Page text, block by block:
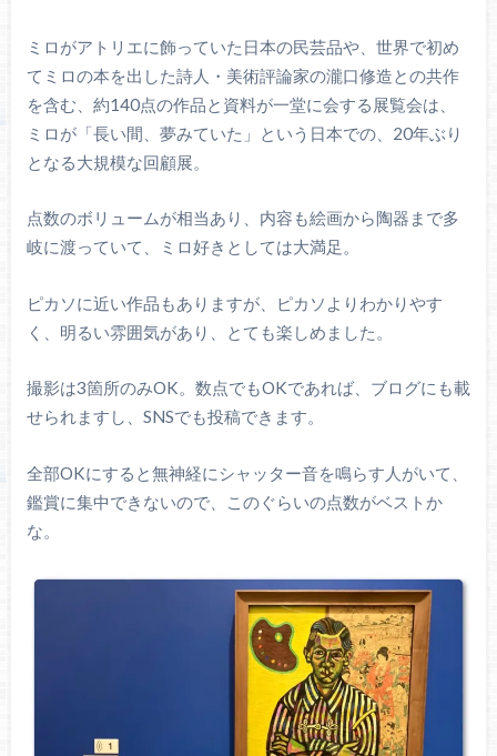
ミロがアトリエに飾っていた日本の民芸品や、世界で初め
てミロの本を出した詩人・美術評論家の瀧口修造との共作
を含む、約140点の作品と資料が一堂に会する展覧会は、
ミロが「長い間、夢みていた」という日本での、20年ぶり
となる大規模な回顧展。
点数のボリュームが相当あり、内容も絵画から陶器まで多
岐に渡っていて、ミロ好きとしては大満足。
ピカソに近い作品もありますが、ピカソよりわかりやす
く、明るい雰囲気があり、とても楽しめました。
撮影は3箇所のみOK。数点でもOKであれば、ブログにも載
せられますし、SNSでも投稿できます。
全部OKにすると無神経にシャッター音を鳴らす人がいて、
鑑賞に集中できないので、このぐらいの点数がベストか
な。